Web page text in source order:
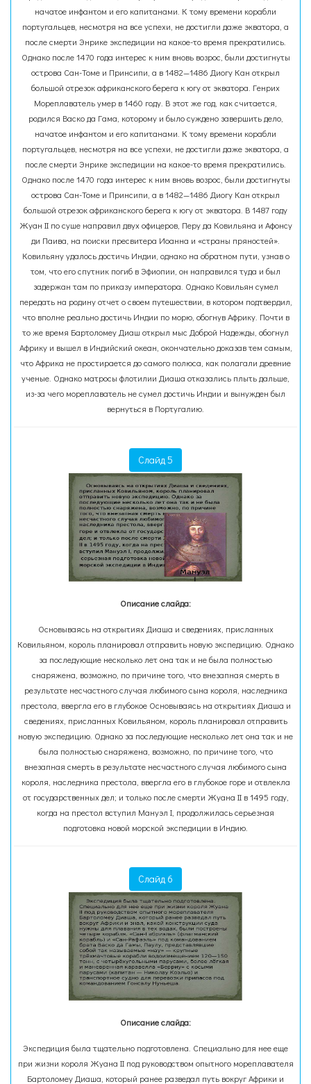
начатое инфантом и его капитанами. К тому времени корабли
португальцев, несмотря на все успехи, не достигли даже экватора, а
после смерти Энрике экспедиции на какое-то время прекратились.
Однако после 1470 года интерес к ним вновь возрос, были достигнуты
острова Сан-Томе и Принсипи, а в 1482—1486 Диогу Кан открыл
большой отрезок африканского берега к югу от экватора. Генрих
Мореплаватель умер в 1460 году. В этот же год, как считается,
родился Васко да Гама, которому и было суждено завершить дело,
начатое инфантом и его капитанами. К тому времени корабли
португальцев, несмотря на все успехи, не достигли даже экватора, а
после смерти Энрике экспедиции на какое-то время прекратились.
Однако после 1470 года интерес к ним вновь возрос, были достигнуты
острова Сан-Томе и Принсипи, а в 1482—1486 Диогу Кан открыл
большой отрезок африканского берега к югу от экватора. В 1487 году
Жуан II по суше направил двух офицеров, Перу да Ковильяна и Афонсу
ди Паива, на поиски пресвитера Иоанна и «страны пряностей».
Ковильяну удалось достичь Индии, однако на обратном пути, узнав о
том, что его спутник погиб в Эфиопии, он направился туда и был
задержан там по приказу императора. Однако Ковильян сумел
передать на родину отчет о своем путешествии, в котором подтвердил,
что вполне реально достичь Индии по морю, обогнув Африку. Почти в
то же время Бартоломеу Диаш открыл мыс Доброй Надежды, обогнул
Африку и вышел в Индийский океан, окончательно доказав тем самым,
что Африка не простирается до самого полюса, как полагали древние
ученые. Однако матросы флотилии Диаша отказались плыть дальше,
из-за чего мореплаватель не сумел достичь Индии и вынужден был
вернуться в Португалию.
Слайд 5
Описание слайда:
Основываясь на открытиях Диаша и сведениях, присланных
Ковильяном, король планировал отправить новую экспедицию. Однако
за последующие несколько лет она так и не была полностью
снаряжена, возможно, по причине того, что внезапная смерть в
результате несчастного случая любимого сына короля, наследника
престола, ввергла его в глубокое Основываясь на открытиях Диаша и
сведениях, присланных Ковильяном, король планировал отправить
новую экспедицию. Однако за последующие несколько лет она так и не
была полностью снаряжена, возможно, по причине того, что
внезапная смерть в результате несчастного случая любимого сына
короля, наследника престола, ввергла его в глубокое горе и отвлекла
от государственных дел; и только после смерти Жуана II в 1495 году,
когда на престол вступил Мануэл I, продолжилась серьезная
подготовка новой морской экспедиции в Индию.
Слайд 6
Описание слайда:
Экспедиция была тщательно подготовлена. Специально для нее еще
при жизни короля Жуана II под руководством опытного мореплавателя
Бартоломеу Диаша, который ранее разведал путь вокруг Африки и